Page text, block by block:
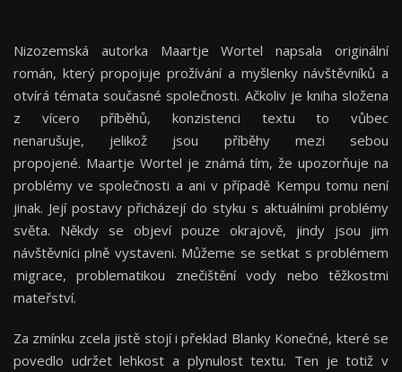
Nizozemská autorka Maartje Wortel napsala originální
román, který propojuje prožívání a myšlenky návštěvníků a
otvírá témata současné společnosti. Ačkoliv je kniha složena
z vícero příběhů, konzistenci textu to vůbec
nenarušuje, jelikož jsou příběhy mezi sebou
propojené. Maartje Wortel je známá tím, že upozorňuje na
problémy ve společnosti a ani v případě Kempu tomu není
jinak. Její postavy přicházejí do styku s aktuálními problémy
světa. Někdy se objeví pouze okrajově, jindy jsou jim
návštěvníci plně vystaveni. Můžeme se setkat s problémem
migrace, problematikou znečištění vody nebo těžkostmi
mateřství.
Za zmínku zcela jistě stojí i překlad Blanky Konečné, které se
povedlo udržet lehkost a plynulost textu. Ten je totiž v